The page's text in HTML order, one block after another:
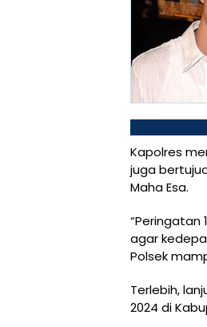
Kapolres
juga
Maha Esa.
“Peringatan
agar
Polsek
Terlebih,
2024 di